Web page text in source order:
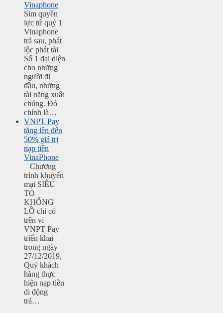
Vinaphone
Sim quyền
lực tứ quý 1
Vinaphone
trả sau, phát
lộc phát tài
Số 1 đại diện
cho những
người đi
đầu, những
tài năng xuất
chúng. Đó
chính là…
VNPT Pay
tặng lên đến
50% giá trị
nạp tiền
VinaPhone
Chương
trình khuyến
mại SIÊU
TO
KHỔNG
LỒ chỉ có
trên ví
VNPT Pay
triển khai
trong ngày
27/12/2019,
Quý khách
hàng thực
hiện nạp tiền
di động
trả…